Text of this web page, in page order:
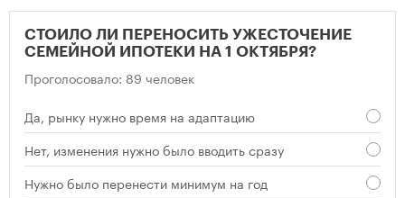
СТОИЛО ЛИ ПЕРЕНОСИТЬ УЖЕСТОЧЕНИЕ
СЕМЕЙНОЙ ИПОТЕКИ НА 1 ОКТЯБРЯ?
Проголосовало: 89 человек
Да, рынку нужно время на адаптацию
Нет, изменения нужно было вводить сразу
Нужно было перенести минимум на год